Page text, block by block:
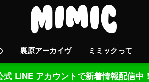
裏原アーカイヴ ミミックって
式 LINE アカウントで新着情報配信中！